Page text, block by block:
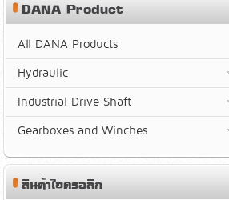
DANA Product
All DANA Products
Hydraulic
Industrial Drive Shaft
Gearboxes and Winches
สินค้าไฮดรอลิก